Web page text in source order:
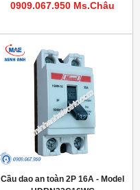
0909.067.950 Ms.Châu
Cầu dao an toàn 2P 16A - Model